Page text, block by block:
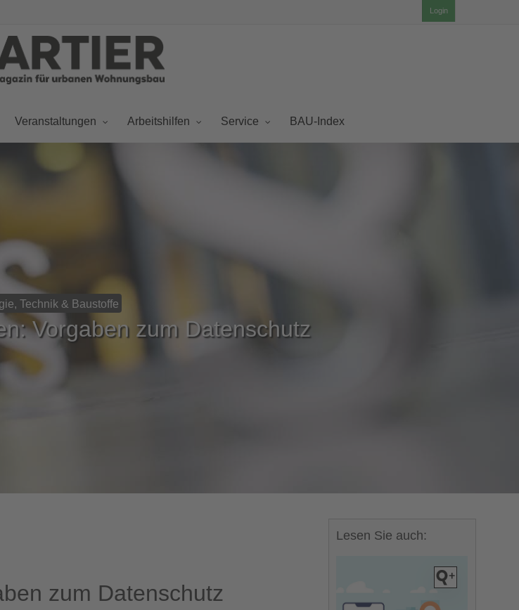
Login
Veranstaltungen Arbeitshilfen Service BAU-Index
Technik & Baustoffe
Vorgaben zum Datenschutz
zum Datenschutz
Lesen Sie auch: